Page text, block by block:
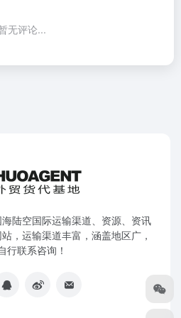
无评论...
陆空国际运输渠道、资源、资讯
，运输渠道丰富，涵盖地区广，
行联系咨询！